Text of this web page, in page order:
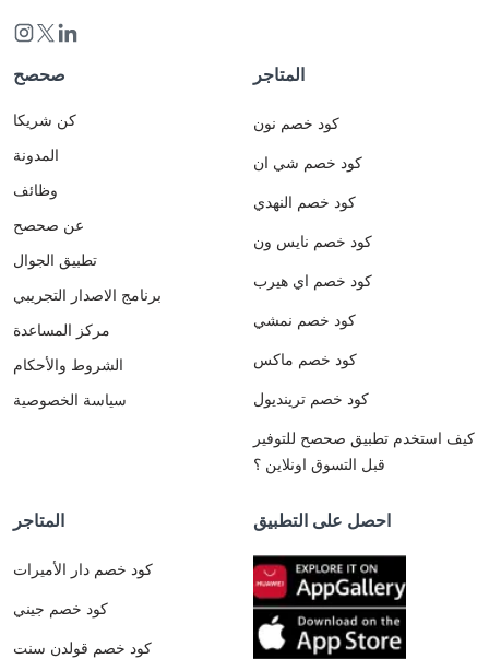
صحصح
كن شريكا
المدونة
وظائف
عن صحصح
تطبيق الجوال
برنامج الاصدار التجريبي
مركز المساعدة
الشروط والأحكام
سياسة الخصوصية
المتاجر
كود خصم نون
كود خصم شي ان
كود خصم النهدي
كود خصم نايس ون
كود خصم اي هيرب
كود خصم نمشي
كود خصم ماكس
كود خصم ترينديول
كيف استخدم تطبيق صحصح للتوفير
قبل التسوق اونلاين ؟
المتاجر
كود خصم دار الأميرات
كود خصم جيني
كود خصم قولدن سنت
احصل على التطبيق